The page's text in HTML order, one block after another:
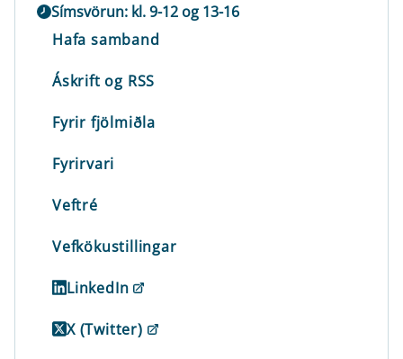
Símsvörun: kl. 9-12 og 13-16
Hafa samband
Áskrift og RSS
Fyrir fjölmiðla
Fyrirvari
Veftré
Vefkökustillingar
LinkedIn
X (Twitter)